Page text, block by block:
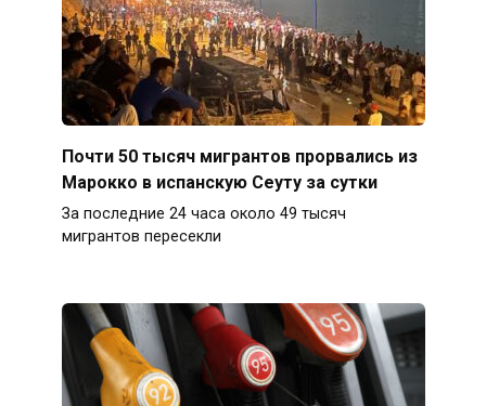
Почти 50 тысяч мигрантов прорвались из
Марокко в испанскую Сеуту за сутки
За последние 24 часа около 49 тысяч
мигрантов пересекли